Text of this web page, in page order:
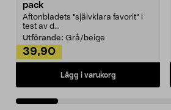
pack
Aftonbladets "självklara favorit” i
test av d...
Utförande: Grå/beige
39,90
Lägg i varukorg